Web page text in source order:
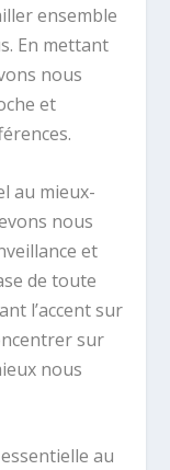
ensemble
En mettant
nous
et
au mieux-
nous
et
de toute
l’accent sur
sur
nous
au